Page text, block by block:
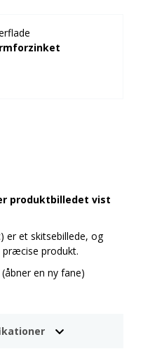
produktbilledet vist
er et skitsebillede, og
præcise produkt.
(åbner en ny fane)